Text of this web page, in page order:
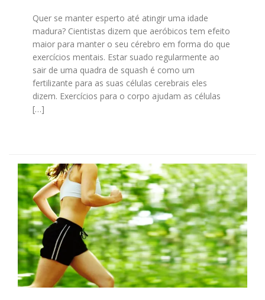
Quer se manter esperto até atingir uma idade
madura? Cientistas dizem que aeróbicos tem efeito
maior para manter o seu cérebro em forma do que
exercícios mentais. Estar suado regularmente ao
sair de uma quadra de squash é como um
fertilizante para as suas células cerebrais eles
dizem. Exercícios para o corpo ajudam as células
[…]